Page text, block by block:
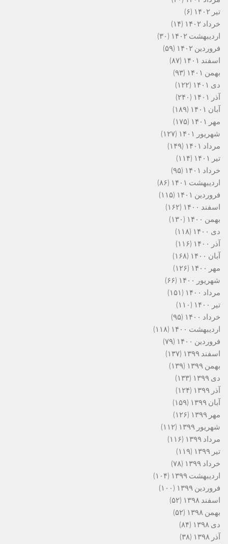
تیر ۱۴۰۲
(۶)
خرداد ۱۴۰۲
(۱۴)
اردیبهشت ۱۴۰۲
(۳۰)
فروردین ۱۴۰۲
(۵۹)
اسفند ۱۴۰۱
(۸۷)
بهمن ۱۴۰۱
(۹۳)
دی ۱۴۰۱
(۱۲۲)
آذر ۱۴۰۱
(۲۴۰)
آبان ۱۴۰۱
(۱۸۹)
مهر ۱۴۰۱
(۱۷۵)
شهریور ۱۴۰۱
(۱۲۷)
مرداد ۱۴۰۱
(۱۴۹)
تیر ۱۴۰۱
(۱۱۴)
خرداد ۱۴۰۱
(۹۵)
اردیبهشت ۱۴۰۱
(۸۶)
فروردین ۱۴۰۱
(۱۱۵)
اسفند ۱۴۰۰
(۱۶۲)
بهمن ۱۴۰۰
(۱۳۰)
دی ۱۴۰۰
(۱۱۸)
آذر ۱۴۰۰
(۱۱۶)
آبان ۱۴۰۰
(۱۶۸)
مهر ۱۴۰۰
(۱۲۶)
شهریور ۱۴۰۰
(۶۶)
مرداد ۱۴۰۰
(۱۵۱)
تیر ۱۴۰۰
(۱۱۰)
خرداد ۱۴۰۰
(۹۵)
اردیبهشت ۱۴۰۰
(۱۱۸)
فروردین ۱۴۰۰
(۷۹)
اسفند ۱۳۹۹
(۱۳۷)
بهمن ۱۳۹۹
(۱۳۹)
دی ۱۳۹۹
(۱۳۳)
آذر ۱۳۹۹
(۱۲۴)
آبان ۱۳۹۹
(۱۵۹)
مهر ۱۳۹۹
(۱۲۶)
شهریور ۱۳۹۹
(۱۱۲)
مرداد ۱۳۹۹
(۱۱۶)
تیر ۱۳۹۹
(۱۱۹)
خرداد ۱۳۹۹
(۷۸)
اردیبهشت ۱۳۹۹
(۱۰۴)
فروردین ۱۳۹۹
(۱۰۰)
اسفند ۱۳۹۸
(۵۲)
بهمن ۱۳۹۸
(۵۲)
دی ۱۳۹۸
(۸۴)
آذر ۱۳۹۸
(۳۸)